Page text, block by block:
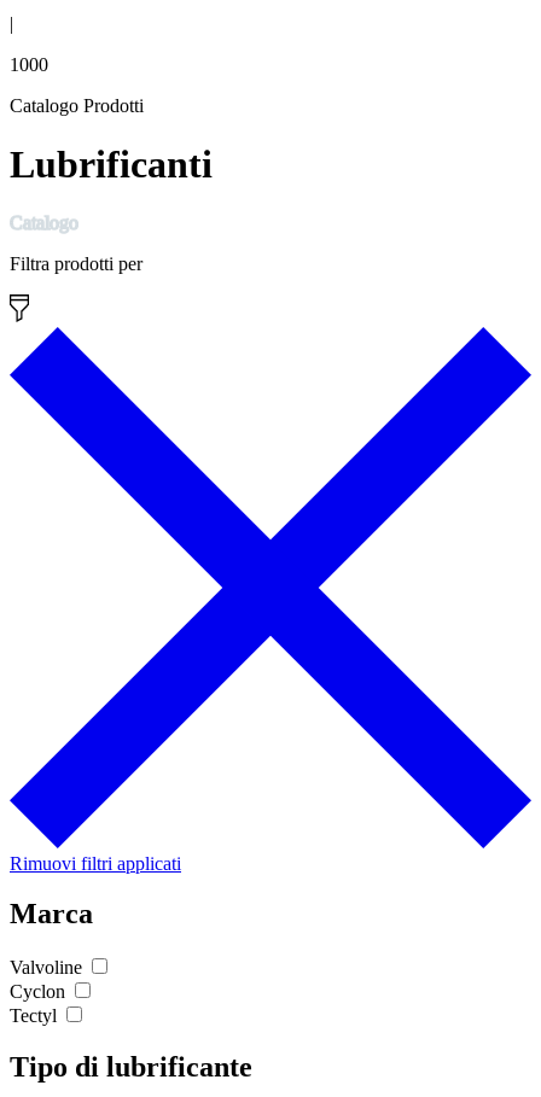
|
1000
Catalogo Prodotti
Lubrificanti
Catalogo
Filtra prodotti per
Rimuovi filtri applicati
Marca
Valvoline
Cyclon
Tectyl
Tipo di lubrificante